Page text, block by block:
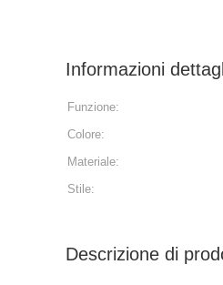
Informazioni
Funzione:
Colore:
Materiale:
Stile:
Descrizione di